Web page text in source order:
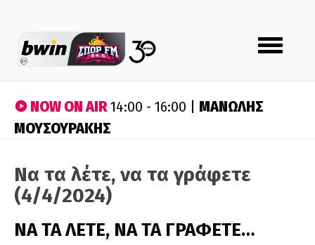
Toggle
navigation
NOW ON AIR14:00 - 16:00 | ΜΑΝΩΛΗΣ
ΜΟΥΣΟΥΡΑΚΗΣ
Να τα λέτε, να τα γράφετε
(4/4/2024)
ΝΑ ΤΑ ΛΕΤΕ, ΝΑ ΤΑ ΓΡΑΦΕΤΕ…